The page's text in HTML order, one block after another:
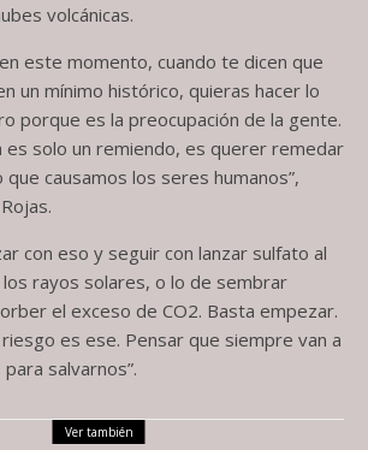
volcánicas.
este momento, cuando te dicen que
un mínimo histórico, quieras hacer lo
porque es la preocupación de la gente.
es solo un remiendo, es querer remedar
causamos los seres humanos”,
con eso y seguir con lanzar sulfato al
rayos solares, o lo de sembrar
el exceso de CO2. Basta empezar.
es ese. Pensar que siempre van a
salvarnos”.
Ver también